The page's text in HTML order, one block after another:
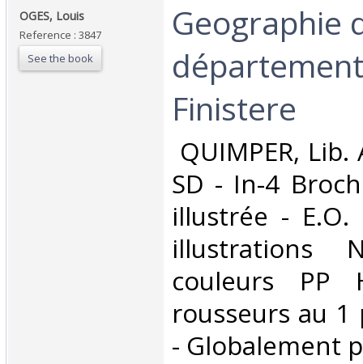
‎OGES, Louis‎
Reference : 3847
See the book
‎Geographie
Finistere ‎
QUIMPER,
SD - In-4
illustrée - E.O.
illustrations
couleurs PP
rousseurs au 1
- Globalement